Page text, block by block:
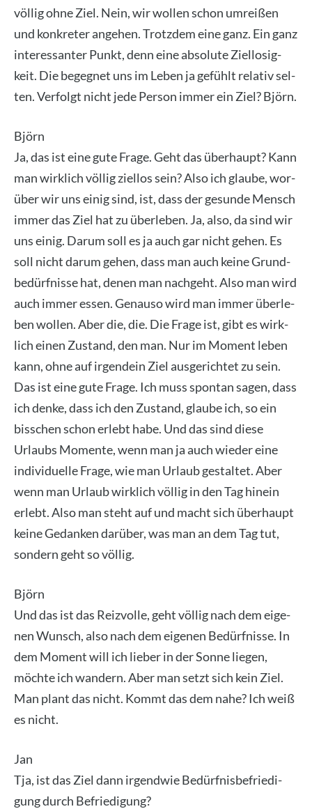
völ­lig ohne Ziel. Nein, wir wol­len schon umrei­ßen
und kon­kre­ter ange­hen. Trotz­dem eine ganz. Ein ganz
inter­es­san­ter Punkt, denn eine abso­lu­te Ziel­lo­sig­
keit. Die begeg­net uns im Leben ja gefühlt rela­tiv sel­
ten. Ver­folgt nicht jede Per­son immer ein Ziel? Björn.
Björn
Ja, das ist eine gute Fra­ge. Geht das über­haupt? Kann
man wirk­lich völ­lig ziel­los sein? Also ich glau­be, wor­
über wir uns einig sind, ist, dass der gesun­de Mensch
immer das Ziel hat zu über­le­ben. Ja, also, da sind wir
uns einig. Dar­um soll es ja auch gar nicht gehen. Es
soll nicht dar­um gehen, dass man auch kei­ne Grund­
be­dürf­nis­se hat, denen man nach­geht. Also man wird
auch immer essen. Genau­so wird man immer über­le­
ben wol­len. Aber die, die. Die Fra­ge ist, gibt es wirk­
lich einen Zustand, den man. Nur im Moment leben
kann, ohne auf irgend­ein Ziel aus­ge­rich­tet zu sein.
Das ist eine gute Fra­ge. Ich muss spon­tan sagen, dass
ich den­ke, dass ich den Zustand, glau­be ich, so ein
biss­chen schon erlebt habe. Und das sind die­se
Urlaubs Momen­te, wenn man ja auch wie­der eine
indi­vi­du­el­le Fra­ge, wie man Urlaub gestal­tet. Aber
wenn man Urlaub wirk­lich völ­lig in den Tag hin­ein
erlebt. Also man steht auf und macht sich über­haupt
kei­ne Gedan­ken dar­über, was man an dem Tag tut,
son­dern geht so völ­lig.
Björn
Und das ist das Reiz­vol­le, geht völ­lig nach dem eige­
nen Wunsch, also nach dem eige­nen Bedürf­nis­se. In
dem Moment will ich lie­ber in der Son­ne lie­gen,
möch­te ich wan­dern. Aber man setzt sich kein Ziel.
Man plant das nicht. Kommt das dem nahe? Ich weiß
es nicht.
Jan
Tja, ist das Ziel dann irgend­wie Bedürf­nis­be­frie­di­
gung durch Befrie­di­gung?